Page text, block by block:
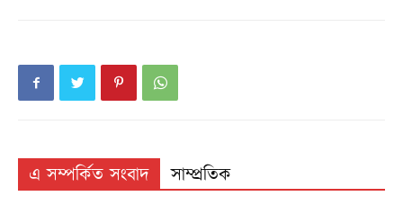
এ সম্পর্কিত সংবাদ
সাম্প্রতিক